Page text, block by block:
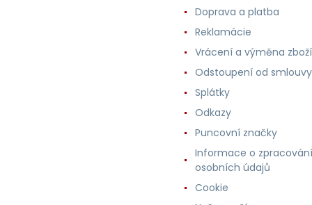
Doprava a platba
Reklamácie
Vrácení a výměna zboží
Odstoupení od smlouvy
Splátky
Odkazy
Puncovní značky
Informace o zpracování
osobních údajů
Cookie